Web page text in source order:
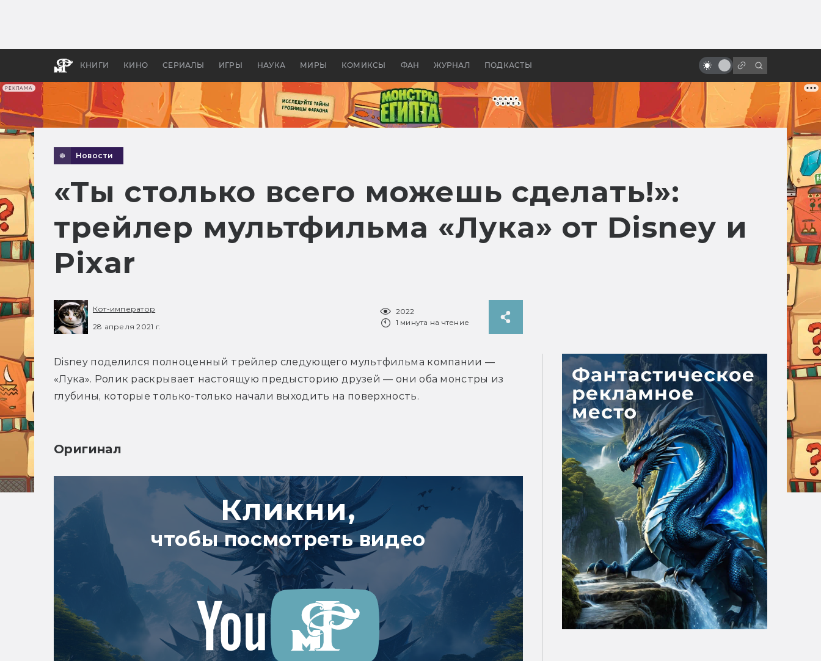
РЕКЛАМА
КНИГИ КИНО СЕРИАЛЫ ИГРЫ НАУКА МИРЫ КОМИКСЫ ФАН ЖУРНАЛ ПОДКАСТЫ
бы «Властелина колец»
Древней Грецией
безумных фильмов
Новости
«Ты столько всего можешь сделать!»:
трейлер мультфильма «Лука» от Disney и
Pixar
Кот-император
28 апреля 2021 г.
2022
1 минута на чтение
Disney поделился полноценный трейлер следующего мультфильма компании —
«Лука». Ролик раскрывает настоящую предысторию друзей — они оба монстры из
глубины, которые только-только начали выходить на поверхность.
Оригинал
Кликни,
чтобы посмотреть видео